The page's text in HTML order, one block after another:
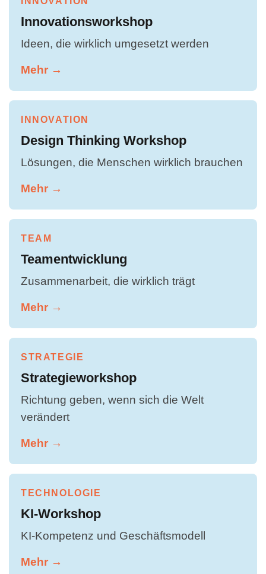
Innovationsworkshop
Ideen, die wirklich umgesetzt werden
Mehr →
INNOVATION
Design Thinking Workshop
Lösungen, die Menschen wirklich brauchen
Mehr →
TEAM
Teamentwicklung
Zusammenarbeit, die wirklich trägt
Mehr →
STRATEGIE
Strategieworkshop
Richtung geben, wenn sich die Welt
verändert
Mehr →
TECHNOLOGIE
KI-Workshop
KI-Kompetenz und Geschäftsmodell
Mehr →